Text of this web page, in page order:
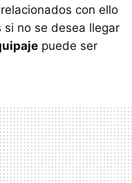
con ello
si no se desea llegar
puede ser